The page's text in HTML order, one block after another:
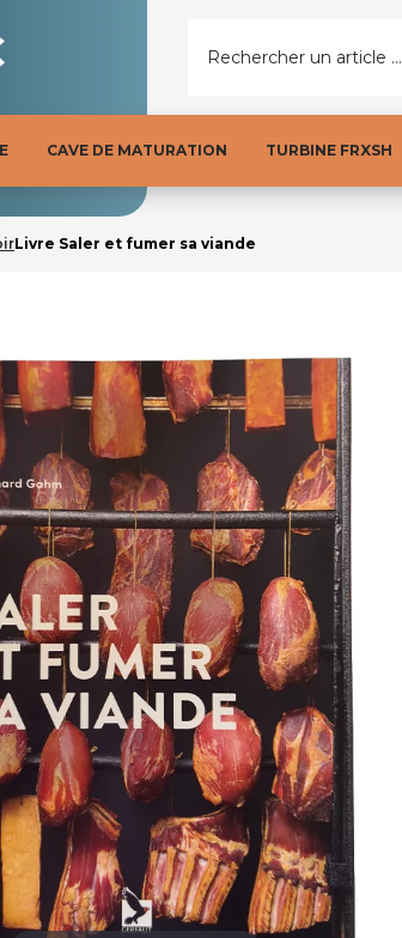
Rechercher un article ...
CAVE DE MATURATION TURBINE FRXSH
Livre Saler et fumer sa viande